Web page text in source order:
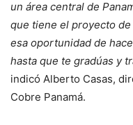
un área central de
que tiene el proyecto
esa oportunidad de
hasta que te gradúas y
indicó Alberto Casas,
Cobre Panamá.